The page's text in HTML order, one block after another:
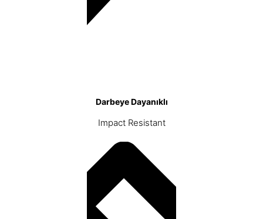
Darbeye Dayanıklı
Impact Resistant